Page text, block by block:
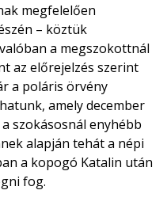
megfelelően
– köztük
a megszokottnál
az előrejelzés szerint
a poláris örvény
amely december
szokásosnál enyhébb
alapján tehát a népi
a kopogó Katalin után
fog.